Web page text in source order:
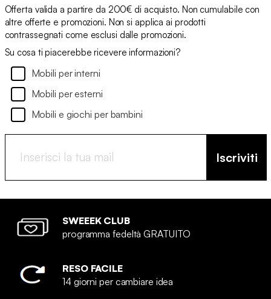
Offerta valida a partire da 200€ di acquisto. Non cumulabile con
altre offerte e promozioni. Non si applica ai prodotti
contrassegnati come esclusi dalle promozioni.
Su cosa ti piacerebbe ricevere informazioni?
Mobili per interni
Mobili per esterni
Mobili e giochi per bambini
Iscriviti
SWEEEK CLUB
programma fedeltà GRATUITO
RESO FACILE
14 giorni per cambiare idea